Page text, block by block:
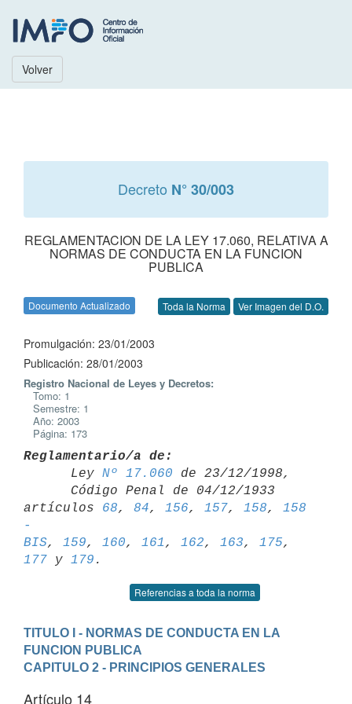
Volver
Decreto N° 30/003
REGLAMENTACION DE LA LEY 17.060, RELATIVA A
NORMAS DE CONDUCTA EN LA FUNCION
PUBLICA
Documento Actualizado Toda la Norma Ver Imagen del D.O.
Promulgación: 23/01/2003
Publicación: 28/01/2003
Registro Nacional de Leyes y Decretos:
Tomo: 1
Semestre: 1
Año: 2003
Página: 173
Reglamentario/a de:
Ley Nº 17.060 de 23/12/1998,
artículos 68, 84, 156, 157, 158, 158
-
BIS, 159, 160, 161 , 162, 163, 175
177 y 179
Referencias a toda la norma
TITULO I - NORMAS DE CONDUCTA EN LA
FUNCION PUBLICA
CAPITULO 2 - PRINCIPIOS GENERALES
Artículo 14